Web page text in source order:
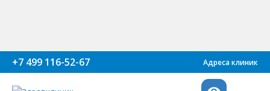
+7 499 116-52-67 Адреса клиник